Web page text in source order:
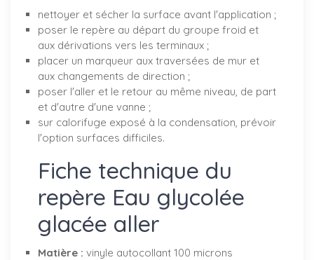
nettoyer et sécher la surface avant l'application ;
poser le repère au départ du groupe froid et
aux dérivations vers les terminaux ;
placer un marqueur aux traversées de mur et
aux changements de direction ;
poser l'aller et le retour au même niveau, de part
et d'autre d'une vanne ;
sur calorifuge exposé à la condensation, prévoir
l'option surfaces difficiles.
Fiche technique du
repère Eau glycolée
glacée aller
Matière : vinyle autocollant 100 microns